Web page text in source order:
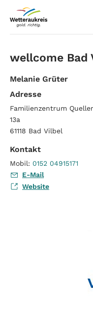
wellcome Bad
Melanie Grüter
Adresse
Familienzentrum
13a
61118 Bad Vilbel
Kontakt
Mobil: 0152 04915171
E-Mail
Website